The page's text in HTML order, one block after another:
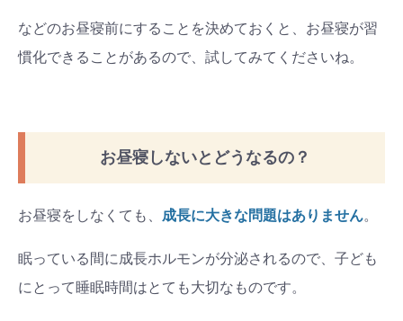
などのお昼寝前にすることを決めておくと、お昼寝が習
慣化できることがあるので、試してみてくださいね。
お昼寝しないとどうなるの？
お昼寝をしなくても、 成長に大きな問題はありません。
眠っている間に成長ホルモンが分泌されるので、子ども
にとって睡眠時間はとても大切なものです。
#出産準備